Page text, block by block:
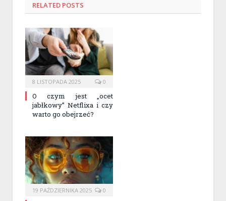
RELATED POSTS
8 LISTOPADA 2025 0
O czym jest „ocet
jabłkowy” Netflixa i czy
warto go obejrzeć?
19 PAŹDZIERNIKA 2025 0